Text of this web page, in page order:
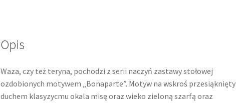
Opis
Waza, czy też teryna, pochodzi z serii naczyń zastawy stołowej
ozdobionych motywem „Bonaparte”. Motyw na wskroś przesiąknięty
duchem klasyzycmu okala misę oraz wieko zieloną szarfą oraz